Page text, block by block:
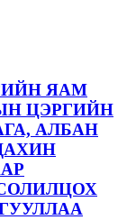
ЯАМ
ЦЭРГИЙН
АЛБАН